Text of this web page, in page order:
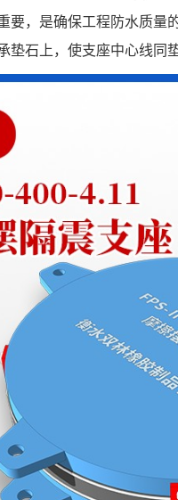
要，是确保工程防水质量
垫石上，使支座中心线同